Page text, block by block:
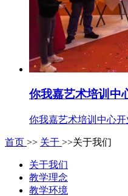
你我嘉艺术培训中
你我嘉艺术培训中心开
首页 >> 关于 >>关于我们
关于我们
教学理念
教学环境